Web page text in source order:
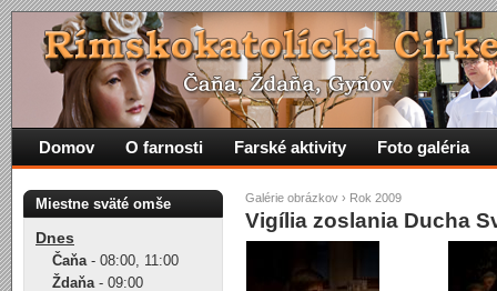
Galérie obrázkov › Rok 2009
Vigília zoslania Ducha
Domov O farnosti Farské aktivity Foto galéria
Miestne sväté omše
Dnes
Čaňa- 08:00, 11:00
Ždaňa- 09:00